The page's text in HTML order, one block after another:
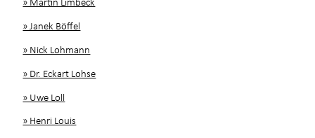
» Janek Böffel
» Nick Lohmann
» Dr. Eckart Lohse
» Uwe Loll
» Henri Louis